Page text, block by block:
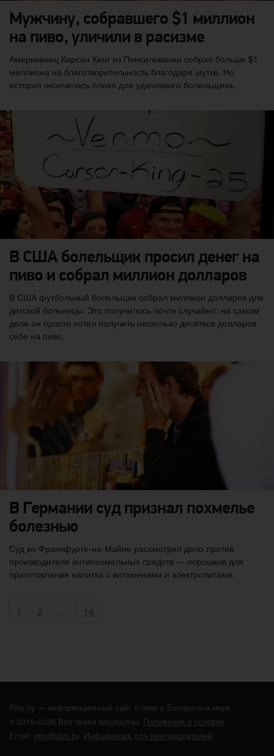
Мужчину, собравшего $1 миллион
на пиво, уличили в расизме
Американец Карсон Кинг из Пенсильвании собрал больше $1
миллиона на благотворительность благодаря шутке. Но
история окончилась плохо для удачливого болельщика.
В США болельщик просил денег на
пиво и собрал миллион долларов
В США футбольный болельщик собрал миллион долларов для
детской больницы. Это получилось почти случайно: на самом
деле он просто хотел получить несколько десятков долларов
себе на пиво.
В Германии суд признал похмелье
болезнью
Суд во Франкфурте-на-Майне рассмотрел дело против
производителя антипохмельных средств — порошков для
приготовления напитка с витаминами и электролитами.
Pivo.by — информационный сайт о пиве в Беларуси и мире
© 2016–2026 Все права защищены. Положения и условия
Email: info@pivo.by. Информация для рекламодателей